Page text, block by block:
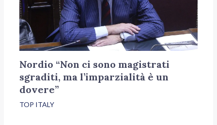
Nordio “Non ci sono magistrati
sgraditi, ma l’imparzialità è un
dovere”
TOP ITALY